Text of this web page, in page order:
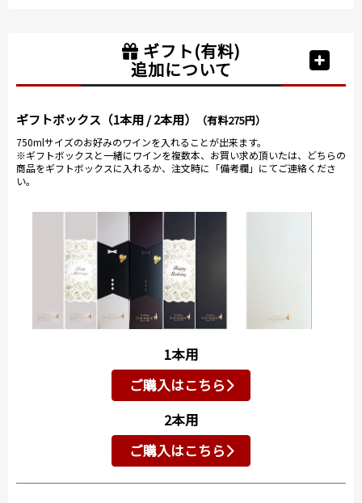
ギフト(有料)
追加について
ギフトボックス（1本用 / 2本用） （有料275円）
750mlサイズのお好みのワインを入れることが出来ます。
※ギフトボックスと一緒にワインを複数本、お買い求め頂いたは、どちらの
商品をギフトボックスに入れるか、注文時に「備考欄」にてご連絡くださ
い。
1本用
ご購入はこちら
2本用
ご購入はこちら